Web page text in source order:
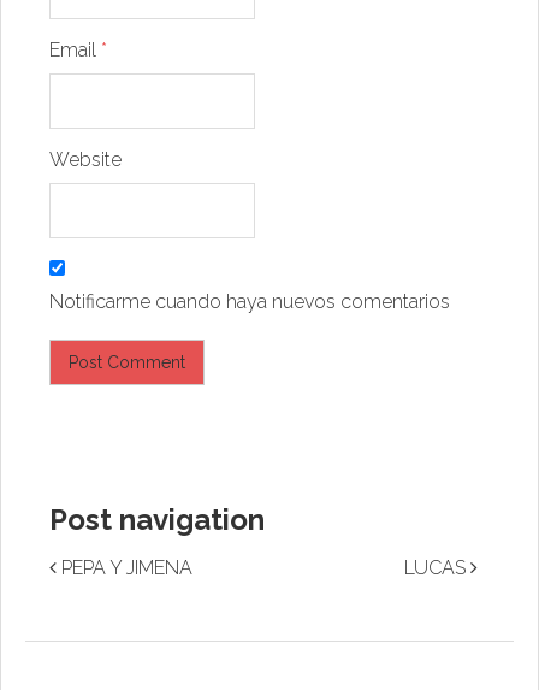
Email *
Website
Notificarme cuando haya nuevos comentarios
Post navigation
PEPA Y JIMENA LUCAS